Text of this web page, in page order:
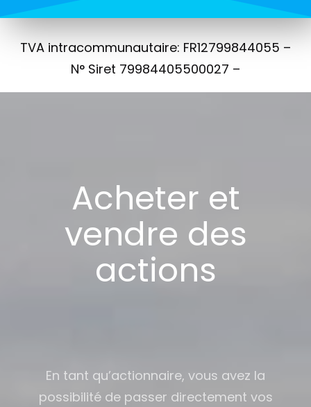
TVA intracommunautaire: FR12799844055 –
N° Siret 79984405500027 –
Acheter et
vendre des
actions
En tant qu’actionnaire, vous avez la
possibilité de passer directement vos